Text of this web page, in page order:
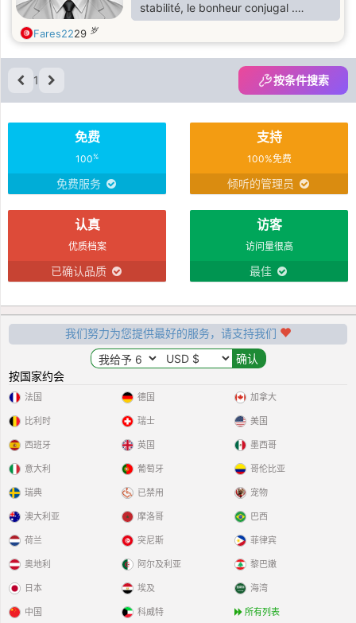
stabilité, le bonheur conjugal .
Fares 23ans J'ai une licence en
technique de commerce
international . J'aimerais me marier,
m'installer et vivre au Canada ou en
concernant la taille
Fares2229 岁
1 按条件搜索
免费
100%
免费服务
支持
100%免费
倾听的管理员
认真
优质档案
已确认品质
访客
访问量很高
最佳
我们努力为您提供最好的服务，请支持我们
按国家约会
法国
比利时
西班牙
意大利
瑞典
德国
瑞士
英国
葡萄牙
已禁用
加拿大
美国
墨西哥
哥伦比亚
宠物
澳大利亚
荷兰
奥地利
日本
中国
摩洛哥
突尼斯
阿尔及利亚
埃及
科威特
巴西
菲律宾
黎巴嫩
海湾
所有列表